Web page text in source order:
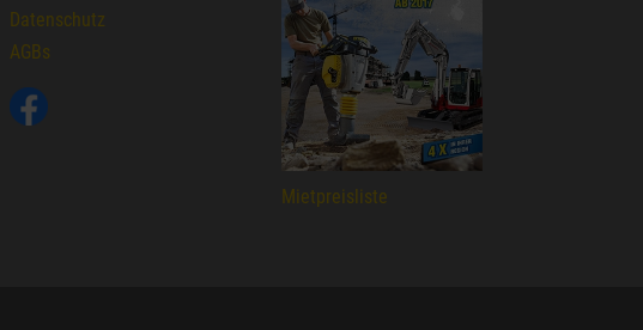
Datenschutz
AGBs
Mietpreisliste